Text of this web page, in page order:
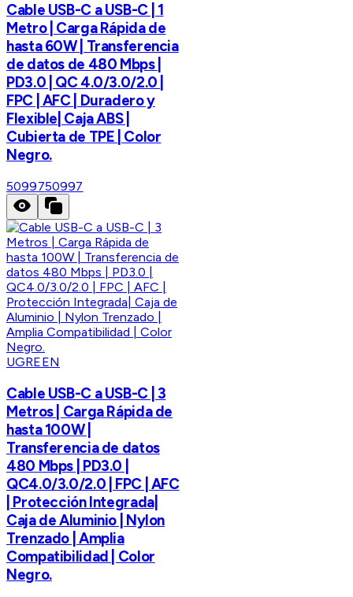
Cable USB-C a USB-C | 1
Metro | Carga Rápida de
hasta 60W | Transferencia
de datos de 480 Mbps |
PD3.0 | QC 4.0/3.0/2.0 |
FPC | AFC | Duradero y
Flexible| Caja ABS |
Cubierta de TPE | Color
Negro.
5099750997
UGREEN
Cable USB-C a USB-C | 3
Metros | Carga Rápida de
hasta 100W |
Transferencia de datos
480 Mbps | PD3.0 |
QC4.0/3.0/2.0 | FPC | AFC
| Protección Integrada|
Caja de Aluminio | Nylon
Trenzado | Amplia
Compatibilidad | Color
Negro.